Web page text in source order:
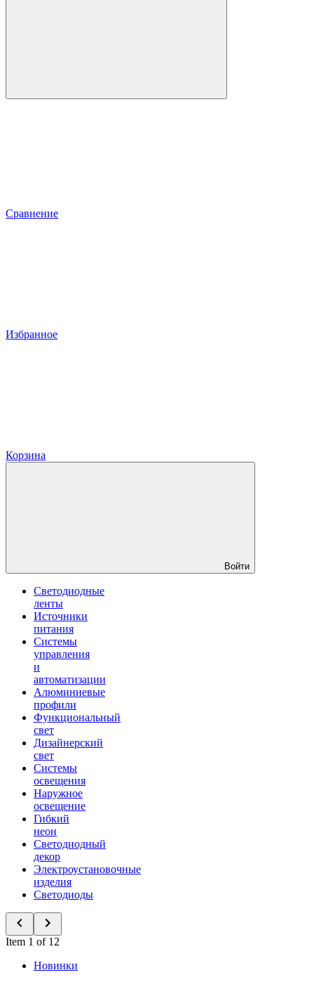
Сравнение
Избранное
Корзина
Войти
Светодиодные
ленты
Источники
питания
Системы
управления
и
автоматизации
Алюминиевые
профили
Функциональный
свет
Дизайнерский
свет
Системы
освещения
Наружное
освещение
Гибкий
неон
Светодиодный
декор
Электроустановочные
изделия
Светодиоды
Item 1 of 12
Новинки